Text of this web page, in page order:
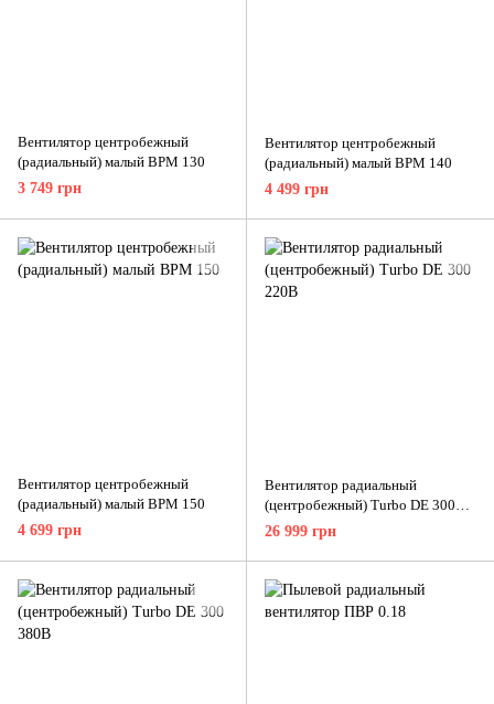
Вентилятор центробежный
(радиальный) малый ВРМ 130
3 749 грн
Вентилятор центробежный
(радиальный) малый ВРМ 140
4 499 грн
Вентилятор центробежный
(радиальный) малый ВРМ 150
4 699 грн
Вентилятор радиальный
(центробежный) Turbo DE 300
220В
26 999 грн